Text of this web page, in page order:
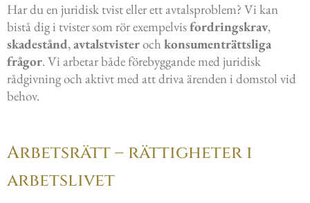
Har du en juridisk tvist eller ett avtalsproblem? Vi kan
bistå dig i tvister som rör exempelvisfordringskrav,
skadestånd,avtalstvisteroch konsumenträttsliga
frågor. Vi arbetar både förebyggande med juridisk
rådgivning och aktivt med att driva ärenden i domstol vid
behov.
Arbetsrätt – rättigheter i
arbetslivet